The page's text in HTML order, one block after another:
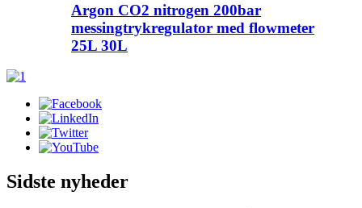
Argon CO2 nitrogen 200bar
messingtrykregulator med flowmeter
25L 30L
Sidste nyheder